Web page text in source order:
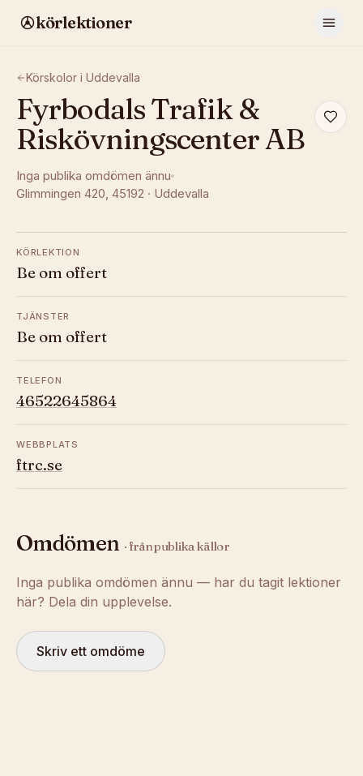
körlektioner
Körskolor i Uddevalla
Fyrbodals Trafik &
Riskövningscenter AB
Inga publika omdömen ännu
Glimmingen 420, 45192 · Uddevalla
KÖRLEKTION
Be om offert
TJÄNSTER
Be om offert
TELEFON
46522645864
WEBBPLATS
ftrc.se
Omdömen · från publika källor
Inga publika omdömen ännu — har du tagit lektioner
här? Dela din upplevelse.
Skriv ett omdöme